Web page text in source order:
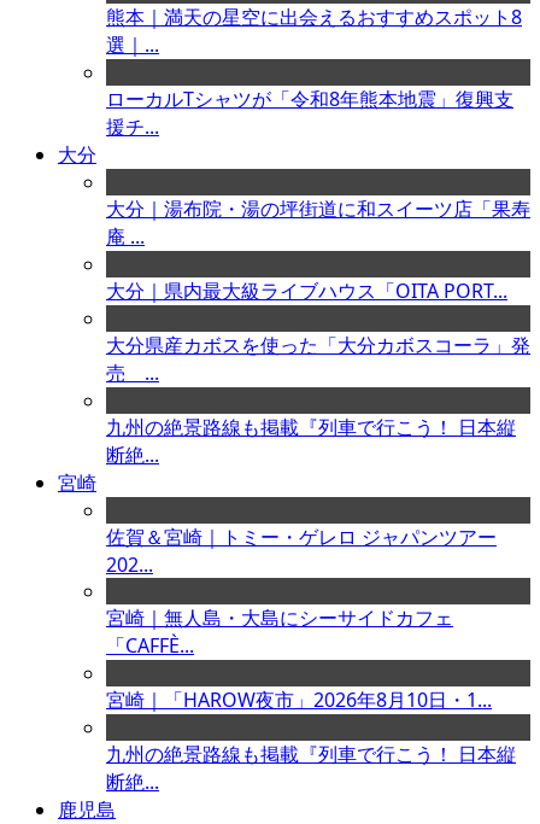
熊本｜満天の星空に出会えるおすすめスポット8
選｜...
ローカルTシャツが「令和8年熊本地震」復興支
援チ...
大分
大分｜湯布院・湯の坪街道に和スイーツ店「果寿
庵 ...
大分｜県内最大級ライブハウス「OITA PORT...
大分県産カボスを使った「大分カボスコーラ」発
売 ...
九州の絶景路線も掲載『列車で行こう！ 日本縦
断絶...
宮崎
佐賀＆宮崎｜トミー・ゲレロ ジャパンツアー
202...
宮崎｜無人島・大島にシーサイドカフェ
「CAFFÈ...
宮崎｜「HAROW夜市」2026年8月10日・1...
九州の絶景路線も掲載『列車で行こう！ 日本縦
断絶...
鹿児島